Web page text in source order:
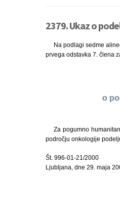
2379. Ukaz o
Na podlagi sedme
prvega odstavka 7. člena
o
Za pogumno
področju onkologije
Št. 996-01-21/2000
Ljubljana, dne 29. maja